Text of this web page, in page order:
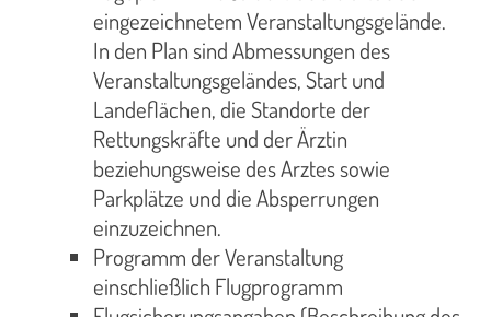
eingezeichnetem Veranstaltungsgelände.
In den Plan sind Abmessungen des
Veranstaltungsgeländes, Start und
Landeflächen, die Standorte der
Rettungskräfte und der Ärztin
beziehungsweise des Arztes sowie
Parkplätze und die Absperrungen
einzuzeichnen.
Programm der Veranstaltung
einschließlich Flugprogramm